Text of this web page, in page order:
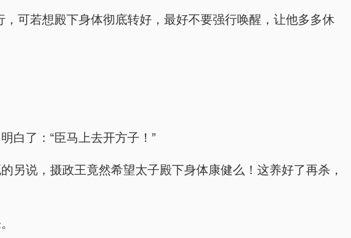
可若想殿下身体彻底转好，最好不要强行唤醒，让他多多休
白了：“臣马上去开方子！”
说，摄政王竟然希望太子殿下身体康健么！这养好了再杀，